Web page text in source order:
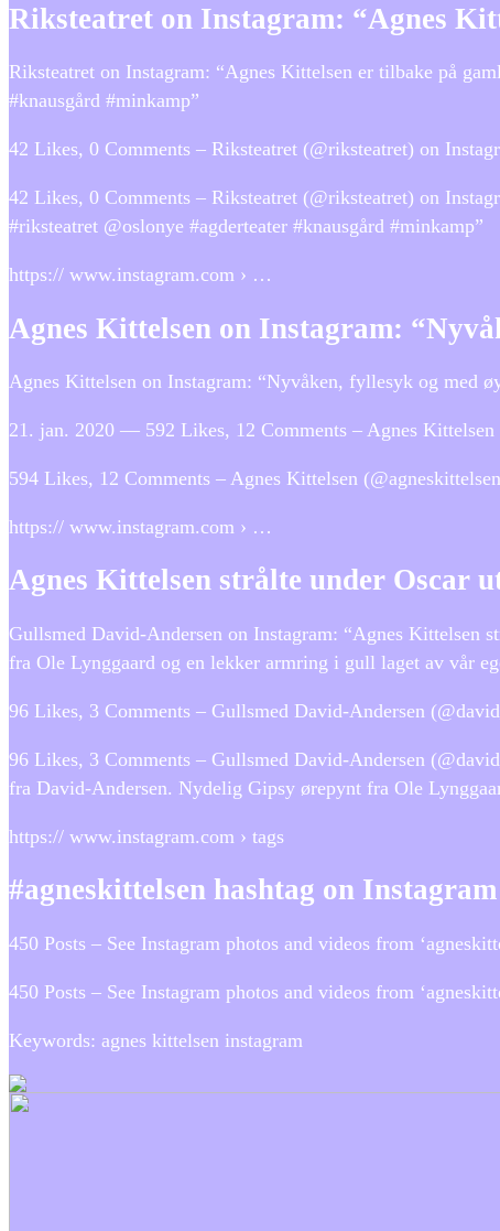
Riksteatret on Instagram: “Agnes
Riksteatret on Instagram: “Agnes Kittelsen er tilbake på
#knausgård #minkamp”
42 Likes, 0 Comments – Riksteatret (@riksteatret) on
42 Likes, 0 Comments – Riksteatret (@riksteatret) on
#riksteatret @oslonye #agderteater #knausgård #minkamp”
https:// www.instagram.com › …
Agnes Kittelsen on Instagram:
Agnes Kittelsen on Instagram: “Nyvåken, fyllesyk og med
21. jan. 2020 — 592 Likes, 12 Comments – Agnes Kittelsen
594 Likes, 12 Comments – Agnes Kittelsen
https:// www.instagram.com › …
Agnes Kittelsen strålte under Oscar
Gullsmed David-Andersen on Instagram: “Agnes Kittelsen
fra Ole Lynggaard og en lekker armring i gull laget av vår
96 Likes, 3 Comments – Gullsmed David-Andersen
96 Likes, 3 Comments – Gullsmed David-Andersen
fra David-Andersen. Nydelig Gipsy ørepynt fra Ole
https:// www.instagram.com › tags
#agneskittelsen hashtag on
450 Posts – See Instagram photos and videos from
450 Posts – See Instagram photos and videos from
Keywords: agnes kittelsen instagram